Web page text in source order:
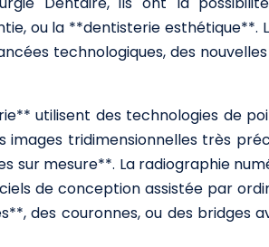
ou la **dentisterie
technologiques, des
utilisent des technologies de
tridimensionnelles très
mesure**. La radiographie
de conception assistée par
des couronnes, ou des